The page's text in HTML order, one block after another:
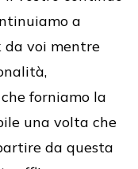
a
da voi mentre
forniamo la
una volta che
da questa